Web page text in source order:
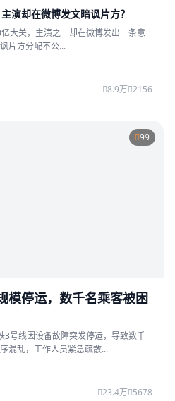
演却在微博发文暗讽片方？
大关，主演之一却在微博发出一条意
片方分配不公...
8.9万 2156
99
模停运，数千名乘客被困
3号线因设备故障突发停运，导致数千
混乱，工作人员紧急疏散...
23.4万 5678